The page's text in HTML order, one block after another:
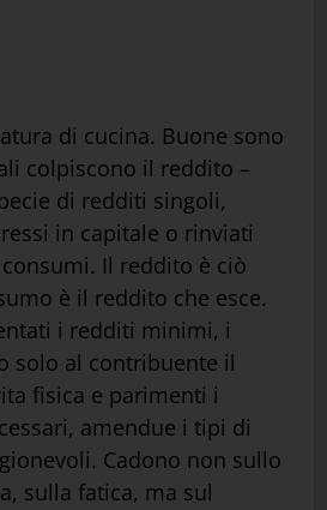
di cucina. Buone sono
colpiscono il reddito –
di redditi singoli,
in capitale o rinviati
Il reddito è ciò
è il reddito che esce.
i redditi minimi, i
solo al contribuente il
fisica e parimenti i
amendue i tipi di
Cadono non sullo
sulla fatica, ma sul